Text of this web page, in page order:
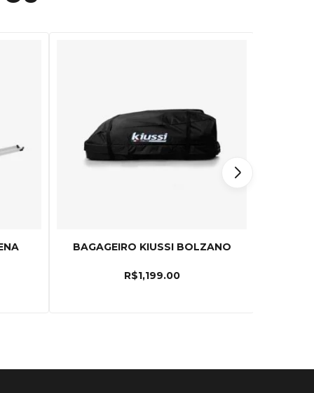
BAGAGEIRO KIUSSI BOLZANO
R$1,199.00